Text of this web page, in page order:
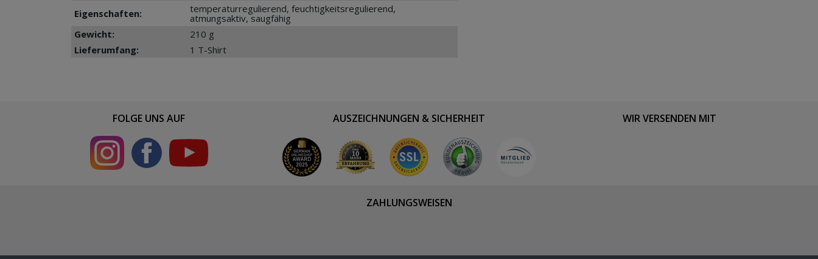
Eigenschaften:
temperaturregulierend, feuchtigkeitsregulierend,
atmungsaktiv, saugfähig
Gewicht:
210 g
Lieferumfang:
1 T-Shirt
FOLGE UNS AUF AUSZEICHNUNGEN & SICHERHEIT WIR VERSENDEN MIT
ZAHLUNGSWEISEN